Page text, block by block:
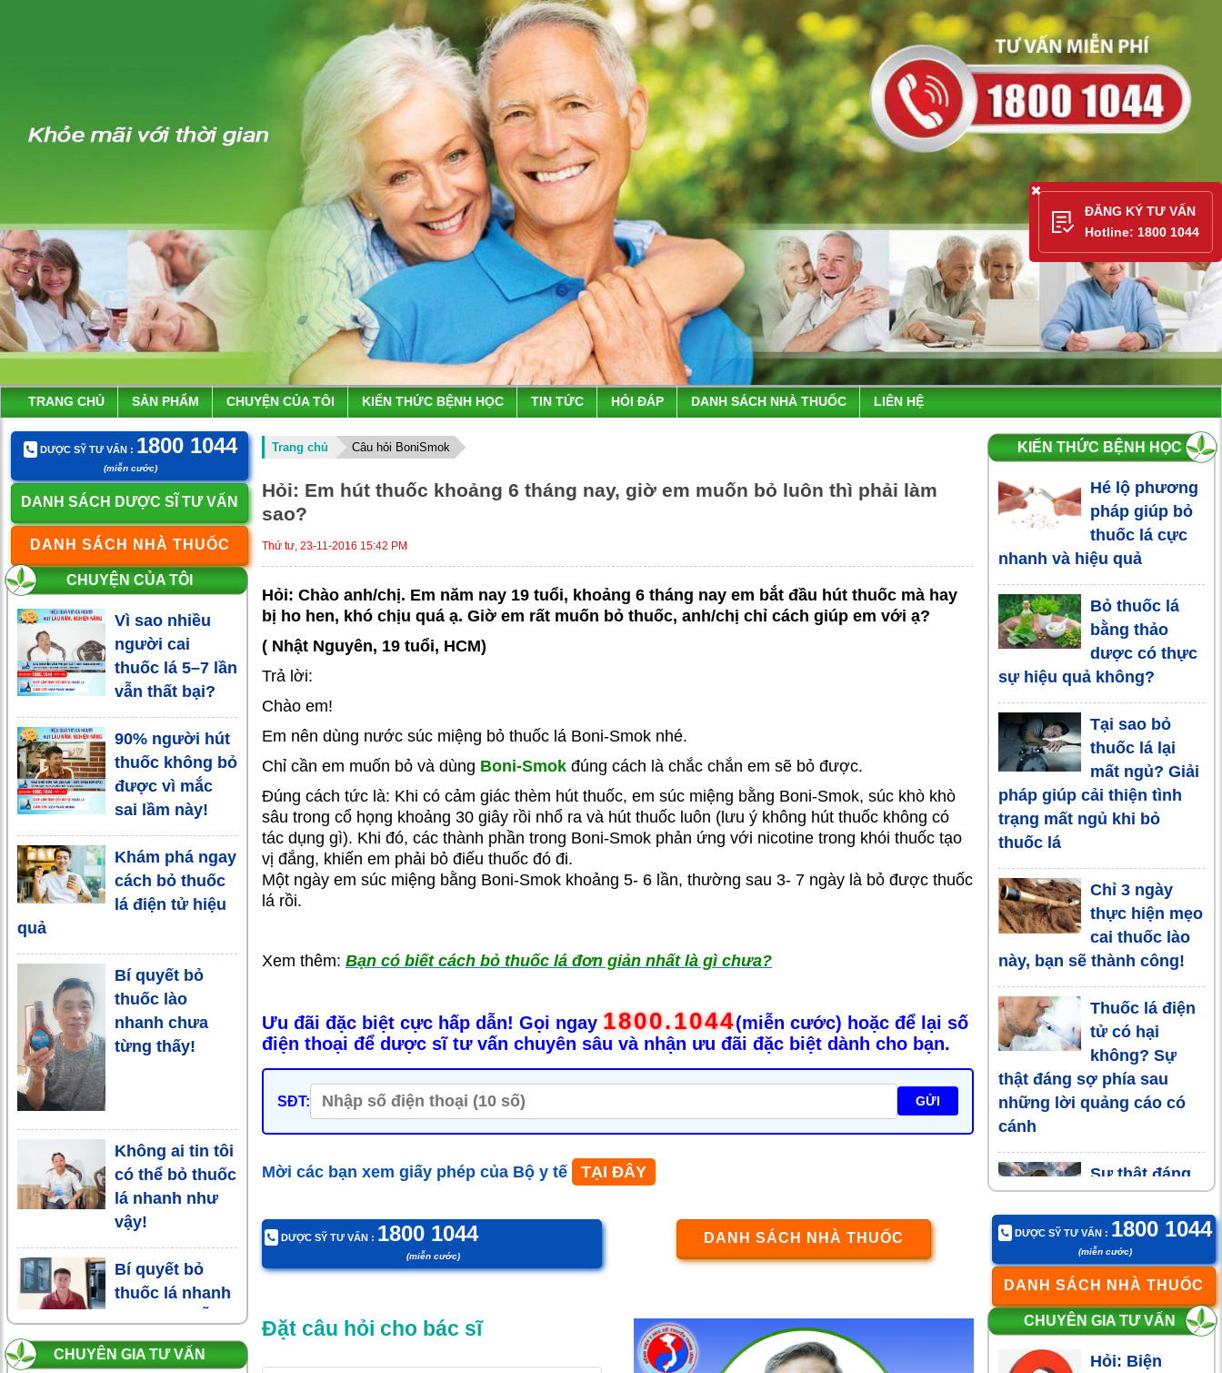
TRANG CHỦ SẢN PHẨM CHUYỆN CỦA TÔI KIẾN THỨC BỆNH HỌC TIN TỨC HỎI ĐÁP DANH SÁCH NHÀ THUỐC LIÊN HỆ
DƯỢC SỸ TƯ VẤN : 1800 1044
(miễn cước)
DANH SÁCH DƯỢC SĨ TƯ VẤN
DANH SÁCH NHÀ THUỐC
CHUYỆN CỦA TÔI
Vì sao nhiều
người cai
thuốc lá 5–7 lần
vẫn thất bại?
90% người hút
thuốc không bỏ
được vì mắc
sai lầm này!
Khám phá ngay
cách bỏ thuốc
lá điện tử hiệu
quả
Bí quyết bỏ
thuốc lào
nhanh chưa
từng thấy!
Không ai tin tôi
có thể bỏ thuốc
lá nhanh như
vậy!
Bí quyết bỏ
thuốc lá nhanh
dàng
CHUYÊN GIA TƯ VẤN
Trang chủ Câu hỏi BoniSmok
Hỏi: Em hút thuốc khoảng 6 tháng nay, giờ em muốn bỏ luôn thì phải làm
sao?
Thứ tư, 23-11-2016 15:42 PM
Hỏi: Chào anh/chị. Em năm nay 19 tuổi, khoảng 6 tháng nay em bắt đầu hút thuốc mà hay
bị ho hen, khó chịu quá ạ. Giờ em rất muốn bỏ thuốc, anh/chị chỉ cách giúp em với ạ?
( Nhật Nguyên, 19 tuổi, HCM)
Trả lời:
Chào em!
Em nên dùng nước súc miệng bỏ thuốc lá Boni-Smok nhé.
Chỉ cần em muốn bỏ và dùng Boni-Smok đúng cách là chắc chắn em sẽ bỏ được.
Đúng cách tức là: Khi có cảm giác thèm hút thuốc, em súc miệng bằng Boni-Smok, súc khò khò
sâu trong cổ họng khoảng 30 giây rồi nhổ ra và hút thuốc luôn (lưu ý không hút thuốc không có
tác dụng gì). Khi đó, các thành phần trong Boni-Smok phản ứng với nicotine trong khói thuốc tạo
vị đắng, khiến em phải bỏ điếu thuốc đó đi.
Một ngày em súc miệng bằng Boni-Smok khoảng 5- 6 lần, thường sau 3- 7 ngày là bỏ được thuốc
lá rồi.
Xem thêm: Bạn có biết cách bỏ thuốc lá đơn giản nhất là gì chưa?
Ưu đãi đặc biệt cực hấp dẫn! Gọi ngay 1800.1044(miễn cước) hoặc để lại số
điện thoại để dược sĩ tư vấn chuyên sâu và nhận ưu đãi đặc biệt dành cho bạn.
SĐT: GỬI
Mời các bạn xem giấy phép của Bộ y tế TẠI ĐÂY
DƯỢC SỸ TƯ VẤN : 1800 1044
(miễn cước)
DANH SÁCH NHÀ THUỐC
Đặt câu hỏi cho bác sĩ
KIẾN THỨC BỆNH HỌC
Hé lộ phương
pháp giúp bỏ
thuốc lá cực
nhanh và hiệu quả
Bỏ thuốc lá
bằng thảo
dược có thực
sự hiệu quả không?
Tại sao bỏ
thuốc lá lại
mất ngủ? Giải
pháp giúp cải thiện tình
trạng mất ngủ khi bỏ
thuốc lá
Chỉ 3 ngày
thực hiện mẹo
cai thuốc lào
này, bạn sẽ thành công!
Thuốc lá điện
tử có hại
không? Sự
thật đáng sợ phía sau
những lời quảng cáo có
cánh
Sự thật đáng
sợ về tác hại
của thuốc lá
với trẻ em - Đọc để có
cách bảo vệ con bạn ngay
từ bây giờ
Có nên bỏ
thuốc lá
DƯỢC SỸ TƯ VẤN : 1800 1044
(miễn cước)
DANH SÁCH NHÀ THUỐC
CHUYÊN GIA TƯ VẤN
Hỏi: Biện
ĐĂNG KÝ TƯ VẤN
Hotline: 1800 1044